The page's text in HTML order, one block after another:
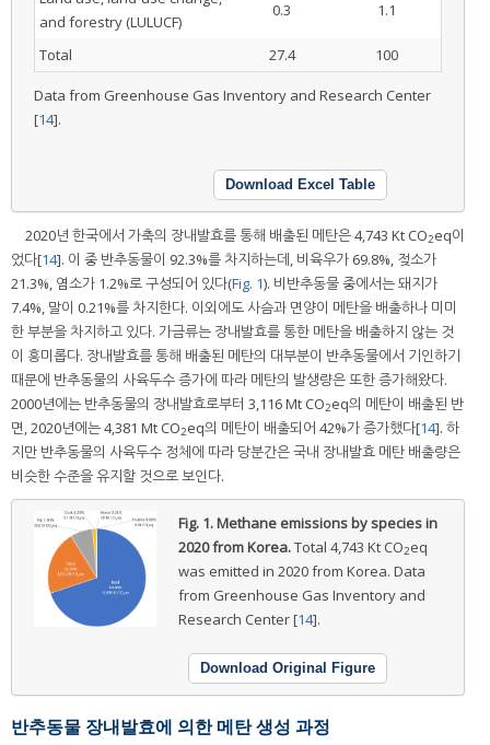
and forestry (LULUCF)
0.3 1.1
Total 27.4 100
Data from Greenhouse Gas Inventory and Research Center
[14].
Download Excel Table
2020년 한국에서 가축의 장내발효를 통해 배출된 메탄은 4,743 Kt CO2eq이
었다[14]. 이 중 반추동물이 92.3%를 차지하는데, 비육우가 69.8%, 젖소가
21.3%, 염소가 1.2%로 구성되어 있다(Fig. 1). 비반추동물 중에서는 돼지가
7.4%, 말이 0.21%를 차지한다. 이외에도 사슴과 면양이 메탄을 배출하나 미미
한 부분을 차지하고 있다. 가금류는 장내발효를 통한 메탄을 배출하지 않는 것
이 흥미롭다. 장내발효를 통해 배출된 메탄의 대부분이 반추동물에서 기인하기
때문에 반추동물의 사육두수 증가에 따라 메탄의 발생량은 또한 증가해왔다.
2000년에는 반추동물의 장내발효로부터 3,116 Mt CO2eq의 메탄이 배출된 반
면, 2020년에는 4,381 Mt CO2eq의 메탄이 배출되어 42%가 증가했다[14]. 하
지만 반추동물의 사육두수 정체에 따라 당분간은 국내 장내발효 메탄 배출량은
비슷한 수준을 유지할 것으로 보인다.
Fig. 1.Methane emissions by species in
2020 from Korea.Total 4,743 Kt CO2eq
was emitted in 2020 from Korea. Data
from Greenhouse Gas Inventory and
Research Center [14].
Download Original Figure
반추동물 장내발효에 의한 메탄 생성 과정